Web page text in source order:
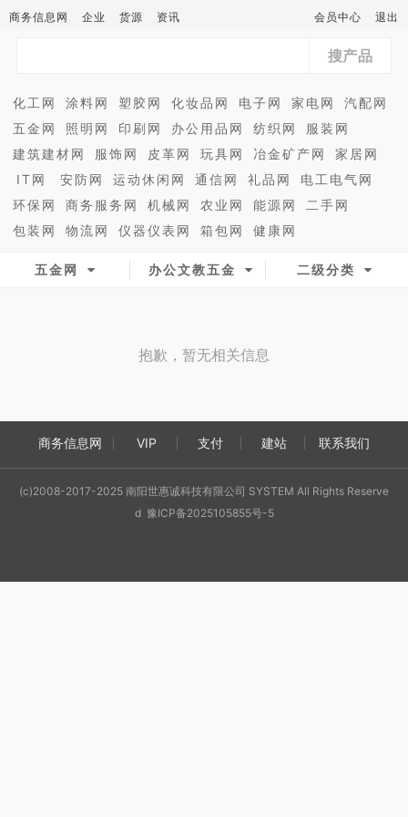
商务信息网 企业 货源 资讯 会员中心 退出
搜产品
化工网 涂料网 塑胶网 化妆品网 电子网 家电网
汽配网
五金网
照明网 印刷网 办公用品网 纺织网
服装网
建筑建材网
服饰网 皮革网 玩具网 冶金矿产网
家居网
IT网
安防网 运动休闲网 通信网 礼品网
电工电气网
环保网
商务服务网 机械网 农业网 能源网
二手网
包装网
物流网 仪器仪表网 箱包网 健康网
五金网 办公文教五金 二级分类
抱歉，暂无相关信息
商务信息网 VIP 支付 建站 联系我们
(c)2008-2017-2025 南阳世惠诚科技有限公司 SYSTEM All Rights Reserve
d 豫ICP备2025105855号-5